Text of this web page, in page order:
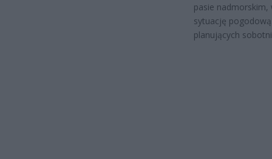
pasie nadmorskim,
sytuację
planujących